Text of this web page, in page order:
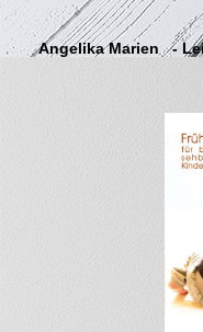
Angelika Marien-